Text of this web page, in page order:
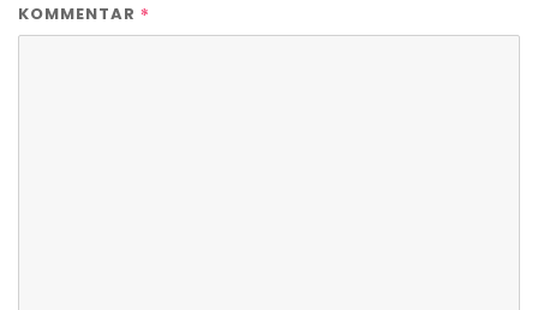
KOMMENTAR *